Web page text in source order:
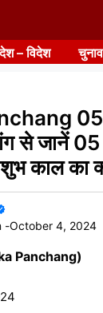
– विदेश
से जानें
काल का
-October 4, 2024
Panchang)